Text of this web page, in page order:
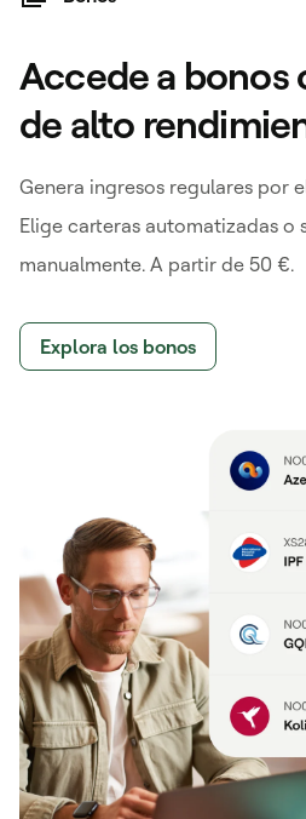
Accede a bonos
de alto
Genera ingresos regulares por
Elige carteras automatizadas o
manualmente. A partir de 50 €.
Explora los bonos